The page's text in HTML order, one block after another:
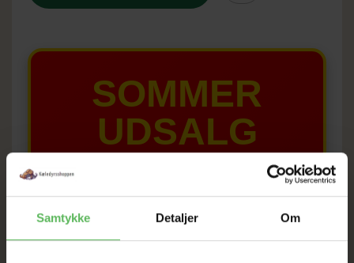
Samtykke Detaljer Om
SOMMER
UDSALG
TIL D. 8 AUGUST
HELE WEBSHOPPEN ER